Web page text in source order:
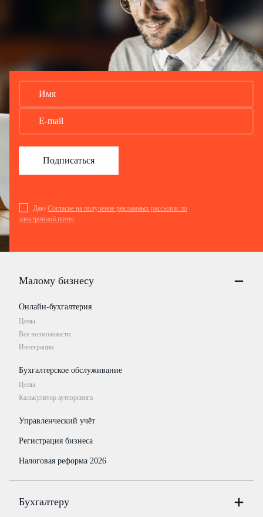
Даю Согласие на получение рекламных рассылок по
электронной почте
Подписаться
Малому бизнесу
Онлайн-бухгалтерия
Цены
Все возможности
Интеграции
Бухгалтерское обслуживание
Цены
Калькулятор аутсорсинга
Управленческий учёт
Регистрация бизнеса
Налоговая реформа 2026
Бухгалтеру